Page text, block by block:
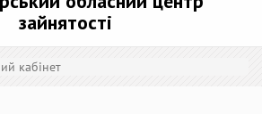
зайнятості
кабінет